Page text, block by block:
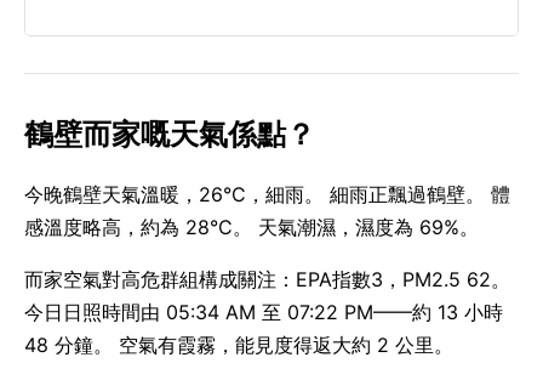
鶴壁而家嘅天氣係點？
今晚鶴壁天氣溫暖，26°C，細雨。 細雨正飄過鶴壁。 體
感溫度略高，約為 28°C。 天氣潮濕，濕度為 69%。
而家空氣對高危群組構成關注：EPA指數3，PM2.5 62。
今日日照時間由 05:34 AM 至 07:22 PM——約 13 小時
48 分鐘。 空氣有霞霧，能見度得返大約 2 公里。